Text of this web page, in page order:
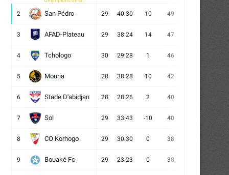
2 San Pédro 29 40:30 10 49
3 AFAD-Plateau 29 38:24 14 47
4 Tchologo 30 29:28 1 46
5 Mouna 28 38:28 10 42
6 Stade D'abidjan 28 28:26 2 40
7 Sol 29 33:43 -10 40
8 CO Korhogo 29 30:30 0 38 11
9 Bouaké Fc 29 23:23 0 38